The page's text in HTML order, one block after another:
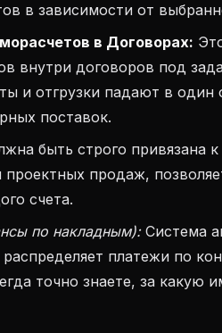
в зависимости от
в Договорах:
внутри договоров под
и отгрузки падают в один
поставок.
быть строго привязана
проектных продаж,
счета.
по накладным):Система
платежи по
точно знаете, за какую